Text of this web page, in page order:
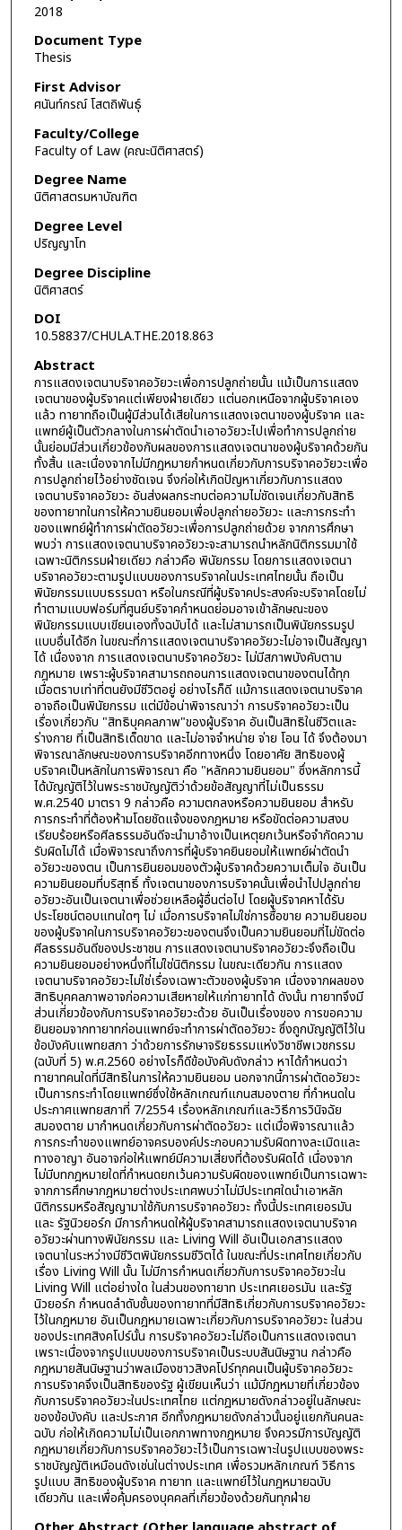
2018
Document Type
Thesis
First Advisor
ศนันท์กรณ์ โสตถิพันธุ์
Faculty/College
Faculty of Law (คณะนิติศาสตร์)
Degree Name
นิติศาสตรมหาบัณฑิต
Degree Level
ปริญญาโท
Degree Discipline
นิติศาสตร์
DOI
10.58837/CHULA.THE.2018.863
Abstract
การแสดงเจตนาบริจาคอวัยวะเพื่อการปลูกถ่ายนั้น แม้เป็นการแสดง
เจตนาของผู้บริจาคแต่เพียงฝ่ายเดียว แต่นอกเหนือจากผู้บริจาคเอง
แล้ว ทายาทถือเป็นผู้มีส่วนได้เสียในการแสดงเจตนาของผู้บริจาค และ
แพทย์ผู้เป็นตัวกลางในการผ่าตัดนำเอาอวัยวะไปเพื่อทำการปลูกถ่าย
นั้นย่อมมีส่วนเกี่ยวข้องกับผลของการแสดงเจตนาของผู้บริจาคด้วยกัน
ทั้งสิ้น และเนื่องจากไม่มีกฎหมายกำหนดเกี่ยวกับการบริจาคอวัยวะเพื่อ
การปลูกถ่ายไว้อย่างชัดเจน จึงก่อให้เกิดปัญหาเกี่ยวกับการแสดง
เจตนาบริจาคอวัยวะ อันส่งผลกระทบต่อความไม่ชัดเจนเกี่ยวกับสิทธิ
ของทายาทในการให้ความยินยอมเพื่อปลูกถ่ายอวัยวะ และการกระทำ
ของแพทย์ผู้ทำการผ่าตัดอวัยวะเพื่อการปลูกถ่ายด้วย จากการศึกษา
พบว่า การแสดงเจตนาบริจาคอวัยวะจะสามารถนำหลักนิติกรรมมาใช้
เฉพาะนิติกรรมฝ่ายเดียว กล่าวคือ พินัยกรรม โดยการแสดงเจตนา
บริจาคอวัยวะตามรูปแบบของการบริจาคในประเทศไทยนั้น ถือเป็น
พินัยกรรมแบบธรรมดา หรือในกรณีที่ผู้บริจาคประสงค์จะบริจาคโดยไม่
ทำตามแบบฟอร์มที่ศูนย์บริจาคกำหนดย่อมอาจเข้าลักษณะของ
พินัยกรรมแบบเขียนเองทั้งฉบับได้ และไม่สามารถเป็นพินัยกรรมรูป
แบบอื่นได้อีก ในขณะที่การแสดงเจตนาบริจาคอวัยวะไม่อาจเป็นสัญญา
ได้ เนื่องจาก การแสดงเจตนาบริจาคอวัยวะ ไม่มีสภาพบังคับตาม
กฎหมาย เพราะผู้บริจาคสามารถถอนการแสดงเจตนาของตนได้ทุก
เมื่อตราบเท่าที่ตนยังมีชีวิตอยู่ อย่างไรก็ดี แม้การแสดงเจตนาบริจาค
อาจถือเป็นพินัยกรรม แต่มีข้อน่าพิจารณาว่า การบริจาคอวัยวะเป็น
เรื่องเกี่ยวกับ "สิทธิบุคคลภาพ"ของผู้บริจาค อันเป็นสิทธิในชีวิตและ
ร่างกาย ที่เป็นสิทธิเด็ดขาด และไม่อาจจำหน่าย จ่าย โอน ได้ จึงต้องมา
พิจารณาลักษณะของการบริจาคอีกทางหนึ่ง โดยอาศัย สิทธิของผู้
บริจาคเป็นหลักในการพิจารณา คือ "หลักความยินยอม" ซึ่งหลักการนี้
ได้บัญญัติไว้ในพระราชบัญญัติว่าด้วยข้อสัญญาที่ไม่เป็นธรรม
พ.ศ.2540 มาตรา 9 กล่าวคือ ความตกลงหรือความยินยอม สำหรับ
การกระทำที่ต้องห้ามโดยชัดแจ้งของกฎหมาย หรือขัดต่อความสงบ
เรียบร้อยหรือศีลธรรมอันดีจะนำมาอ้างเป็นเหตุยกเว้นหรือจำกัดความ
รับผิดไม่ได้ เมื่อพิจารณาถึงการที่ผู้บริจาคยินยอมให้แพทย์ผ่าตัดนำ
อวัยวะของตน เป็นการยินยอมของตัวผู้บริจาคด้วยความเต็มใจ อันเป็น
ความยินยอมที่บริสุทธิ์ ทั้งเจตนาของการบริจาคนั้นเพื่อนำไปปลูกถ่าย
อวัยวะอันเป็นเจตนาเพื่อช่วยเหลือผู้อื่นต่อไป โดยผู้บริจาคหาได้รับ
ประโยชน์ตอบแทนใดๆ ไม่ เมื่อการบริจาคไม่ใช่การซื้อขาย ความยินยอม
ของผู้บริจาคในการบริจาคอวัยวะของตนจึงเป็นความยินยอมที่ไม่ขัดต่อ
ศีลธรรมอันดีของประชาชน การแสดงเจตนาบริจาคอวัยวะจึงถือเป็น
ความยินยอมอย่างหนึ่งที่ไม่ใช่นิติกรรม ในขณะเดียวกัน การแสดง
เจตนาบริจาคอวัยวะไม่ใช่เรื่องเฉพาะตัวของผู้บริจาค เนื่องจากผลของ
สิทธิบุคคลภาพอาจก่อความเสียหายให้แก่ทายาทได้ ดังนั้น ทายาทจึงมี
ส่วนเกี่ยวข้องกับการบริจาคอวัยวะด้วย อันเป็นเรื่องของ การขอความ
ยินยอมจากทายาทก่อนแพทย์จะทำการผ่าตัดอวัยวะ ซึ่งถูกบัญญัติไว้ใน
ข้อบังคับแพทยสภา ว่าด้วยการรักษาจริยธรรมแห่งวิชาชีพเวชกรรม
(ฉบับที่ 5) พ.ศ.2560 อย่างไรก็ดีข้อบังคับดังกล่าว หาได้กำหนดว่า
ทายาทคนใดที่มีสิทธิในการให้ความยินยอม นอกจากนี้การผ่าตัดอวัยวะ
เป็นการกระทำโดยแพทย์ซึ่งใช้หลักเกณฑ์แกนสมองตาย ที่กำหนดใน
ประกาศแพทยสภาที่ 7/2554 เรื่องหลักเกณฑ์และวิธีการวินิจฉัย
สมองตาย มากำหนดเกี่ยวกับการผ่าตัดอวัยวะ แต่เมื่อพิจารณาแล้ว
การกระทำของแพทย์อาจครบองค์ประกอบความรับผิดทางละเมิดและ
ทางอาญา อันอาจก่อให้แพทย์มีความเสี่ยงที่ต้องรับผิดได้ เนื่องจาก
ไม่มีบทกฎหมายใดที่กำหนดยกเว้นความรับผิดของแพทย์เป็นการเฉพาะ
จากการศึกษากฎหมายต่างประเทศพบว่าไม่มีประเทศใดนำเอาหลัก
นิติกรรมหรือสัญญามาใช้กับการบริจาคอวัยวะ ทั้งนี้ประเทศเยอรมัน
และ รัฐนิวยอร์ก มีการกำหนดให้ผู้บริจาคสามารถแสดงเจตนาบริจาค
อวัยวะผ่านทางพินัยกรรม และ Living Will อันเป็นเอกสารแสดง
เจตนาในระหว่างมีชีวิตพินัยกรรมชีวิตได้ ในขณะที่ประเทศไทยเกี่ยวกับ
เรื่อง Living Will นั้น ไม่มีการกำหนดเกี่ยวกับการบริจาคอวัยวะใน
Living Will แต่อย่างใด ในส่วนของทายาท ประเทศเยอรมัน และรัฐ
นิวยอร์ก กำหนดลำดับชั้นของทายาทที่มีสิทธิเกี่ยวกับการบริจาคอวัยวะ
ไว้ในกฎหมาย อันเป็นกฎหมายเฉพาะเกี่ยวกับการบริจาคอวัยวะ ในส่วน
ของประเทศสิงคโปร์นั้น การบริจาคอวัยวะไม่ถือเป็นการแสดงเจตนา
เพราะเนื่องจากรูปแบบของการบริจาคเป็นระบบสันนิษฐาน กล่าวคือ
กฎหมายสันนิษฐานว่าพลเมืองชาวสิงคโปร์ทุกคนเป็นผู้บริจาคอวัยวะ
การบริจาคจึงเป็นสิทธิของรัฐ ผู้เขียนเห็นว่า แม้มีกฎหมายที่เกี่ยวข้อง
กับการบริจาคอวัยวะในประเทศไทย แต่กฎหมายดังกล่าวอยู่ในลักษณะ
ของข้อบังคับ และประกาศ อีกทั้งกฎหมายดังกล่าวนั้นอยู่แยกกันคนละ
ฉบับ ก่อให้เกิดความไม่เป็นเอกภาพทางกฎหมาย จึงควรมีการบัญญัติ
กฎหมายเกี่ยวกับการบริจาคอวัยวะไว้เป็นการเฉพาะในรูปแบบของพระ
ราชบัญญัติเหมือนดังเช่นในต่างประเทศ เพื่อรวมหลักเกณฑ์ วิธีการ
รูปแบบ สิทธิของผู้บริจาค ทายาท และแพทย์ไว้ในกฎหมายฉบับ
เดียวกัน และเพื่อคุ้มครองบุคคลที่เกี่ยวข้องด้วยกันทุกฝ่าย